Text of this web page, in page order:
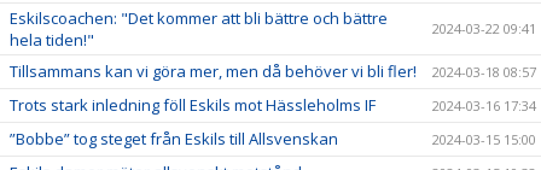
Eskilscoachen: "Det kommer att bli bättre och bättre
hela tiden!"
2024-03-22 09:41
Tillsammans kan vi göra mer, men då behöver vi bli fler! 2024-03-18 08:57
Trots stark inledning föll Eskils mot Hässleholms IF 2024-03-16 17:34
”Bobbe” tog steget från Eskils till Allsvenskan 2024-03-15 15:00